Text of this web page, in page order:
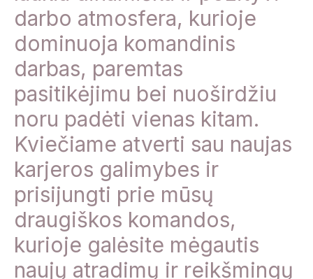
darbo atmosfera, kurioje
dominuoja komandinis
darbas, paremtas
pasitikėjimu bei nuoširdžiu
noru padėti vienas kitam.
Kviečiame atverti sau naujas
karjeros galimybes ir
prisijungti prie mūsų
draugiškos komandos,
kurioje galėsite mėgautis
naujų atradimų ir reikšmingų